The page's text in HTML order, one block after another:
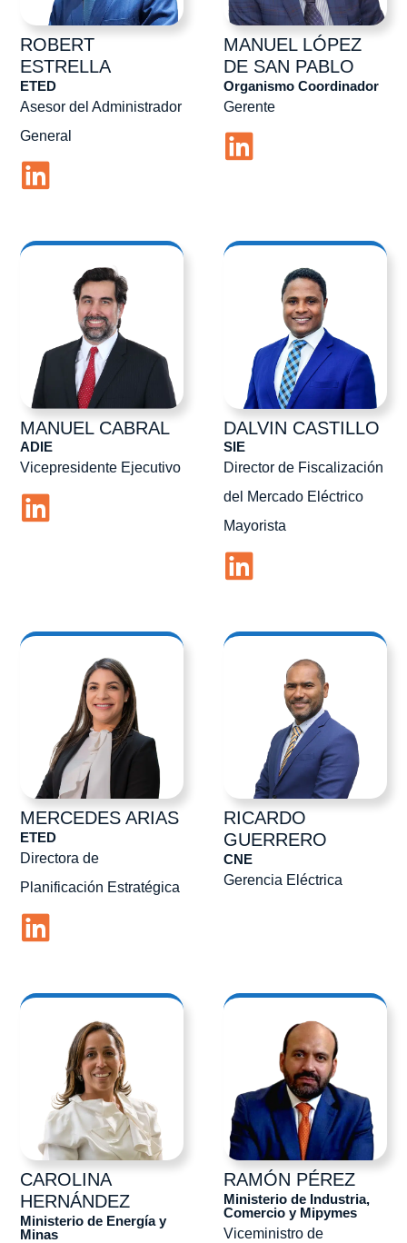
ROBERT
ESTRELLA
Asesor del Administrador
General
ETED
MANUELLÓPEZ
DE SAN PABLO
Gerente
Organismo Coordinador
MANUELCABRAL
Vicepresidente Ejecutivo
ADIE
DALVIN CASTILLO
Director de Fiscalización
del Mercado Eléctrico
Mayorista
SIE
MERCEDES ARIAS
Directora de
Planificación Estratégica
ETED
RICARDO
GUERRERO
Gerencia Eléctrica
CNE
CAROLINA
HERNÁNDEZ
Ministerio de Energía y
Minas
RAMÓN PÉREZ
Viceministro de
Ministerio de Industria,
Comercio y Mipymes